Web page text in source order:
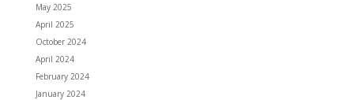
May 2025
April 2025
October 2024
April 2024
February 2024
January 2024